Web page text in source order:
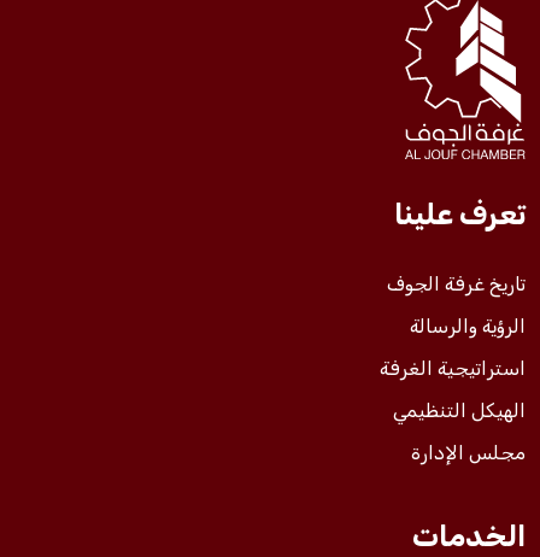
فعاليات الغرفة
فعاليات الجوف
مشاريع الغرفة
تعرف علينا
تاريخ غرفة الجوف
الرؤية والرسالة
استراتيجية الغرفة
الهيكل التنظيمي
مجلس الإدارة
الخدمات